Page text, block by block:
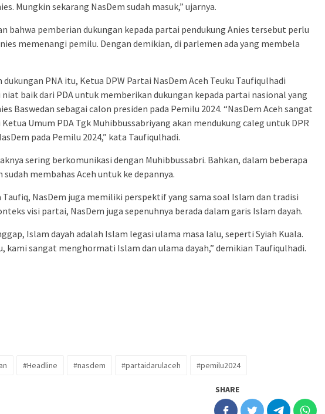
Mungkin sekarang NasDem sudah masuk,” ujarnya.
bahwa pemberian dukungan kepada partai pendukung Anies tersebut perlu
memenangi pemilu. Dengan demikian, di parlemen ada yang membela
PNA itu, Ketua DPW Partai NasDem Aceh Teuku Taufiqulhadi
baik dari PDA untuk memberikan dukungan kepada partai nasional yang
Baswedan sebagai calon presiden pada Pemilu 2024. “NasDem Aceh sangat
Umum PDA Tgk Muhibbussabriyang akan mendukung caleg untuk DPR
pada Pemilu 2024,” kata Taufiqulhadi.
sering berkomunikasi dengan Muhibbussabri. Bahkan, dalam beberapa
membahas Aceh untuk ke depannya.
NasDem juga memiliki perspektif yang sama soal Islam dan tradisi
visi partai, NasDem juga sepenuhnya berada dalam garis Islam dayah.
Islam dayah adalah Islam legasi ulama masa lalu, seperti Syiah Kuala.
kami sangat menghormati Islam dan ulama dayah,” demikian Taufiqulhadi.
#Headline #nasdem #partaidarulaceh #pemilu2024
SHARE